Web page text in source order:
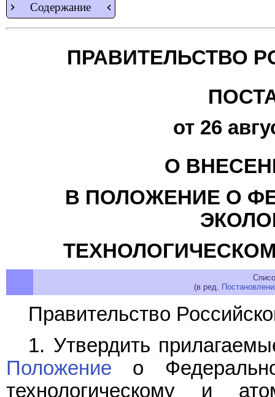
Содержание
ПРАВИТЕЛЬСТВО
от 26
О
В ПОЛОЖЕНИЕ О
(в ред.
Правительство
1. Утвердить
Положение о
технологическому и